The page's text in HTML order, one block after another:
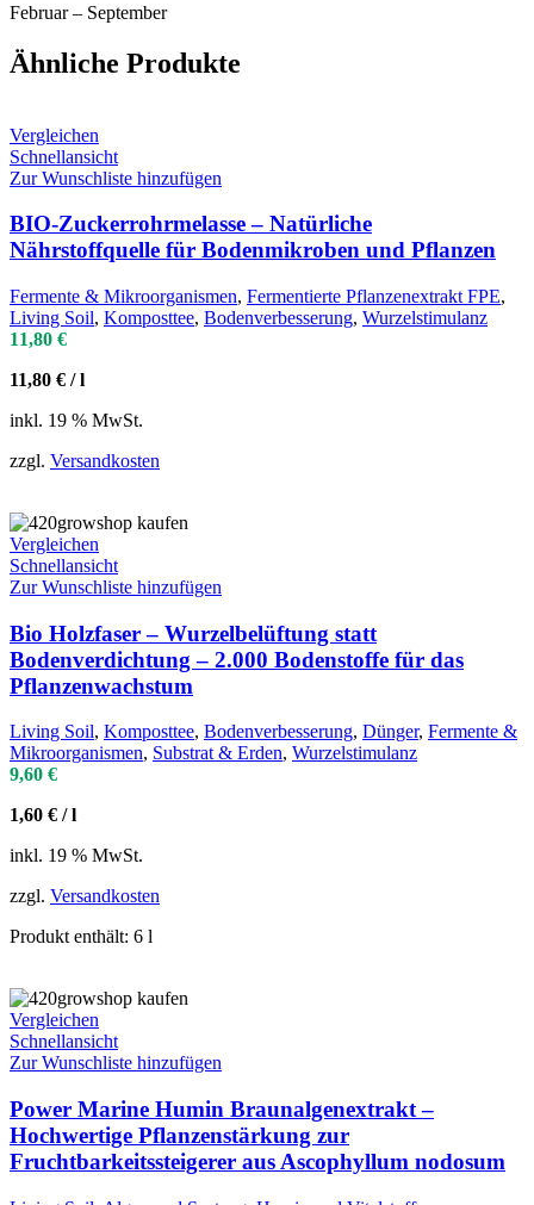
Februar – September
Ähnliche Produkte
Vergleichen
Schnellansicht
Zur Wunschliste hinzufügen
BIO-Zuckerrohrmelasse – Natürliche
Nährstoffquelle für Bodenmikroben und Pflanzen
Fermente & Mikroorganismen, Fermentierte Pflanzenextrakt FPE,
Living Soil, Komposttee, Bodenverbesserung, Wurzelstimulanz
11,80 €
11,80 € /l
inkl. 19 % MwSt.
zzgl. Versandkosten
Vergleichen
Schnellansicht
Zur Wunschliste hinzufügen
Bio Holzfaser – Wurzelbelüftung statt
Bodenverdichtung – 2.000 Bodenstoffe für das
Pflanzenwachstum
Living Soil, Komposttee, Bodenverbesserung, Dünger, Fermente &
Mikroorganismen, Substrat & Erden, Wurzelstimulanz
9,60 €
1,60 € /l
inkl. 19 % MwSt.
zzgl. Versandkosten
Produkt enthält: 6 l
Vergleichen
Schnellansicht
Zur Wunschliste hinzufügen
Power Marine Humin Braunalgenextrakt –
Hochwertige Pflanzenstärkung zur
Fruchtbarkeitssteigerer aus Ascophyllum nodosum